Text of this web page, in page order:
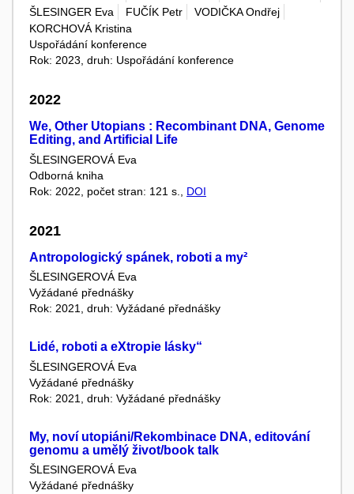
ŠLESINGER Eva
FUČÍK Petr
VODIČKA Ondřej
KORCHOVÁ Kristina
Uspořádání konference
Rok: 2023, druh: Uspořádání konference
2022
We, Other Utopians : Recombinant DNA, Genome
Editing, and Artificial Life
ŠLESINGEROVÁ Eva
Odborná kniha
Rok: 2022, počet stran: 121 s., DOI
2021
Antropologický spánek, roboti a my²
ŠLESINGEROVÁ Eva
Vyžádané přednášky
Rok: 2021, druh: Vyžádané přednášky
Lidé, roboti a eXtropie lásky“
ŠLESINGEROVÁ Eva
Vyžádané přednášky
Rok: 2021, druh: Vyžádané přednášky
My, noví utopiáni/Rekombinace DNA, editování
genomu a umělý život/book talk
ŠLESINGEROVÁ Eva
Vyžádané přednášky